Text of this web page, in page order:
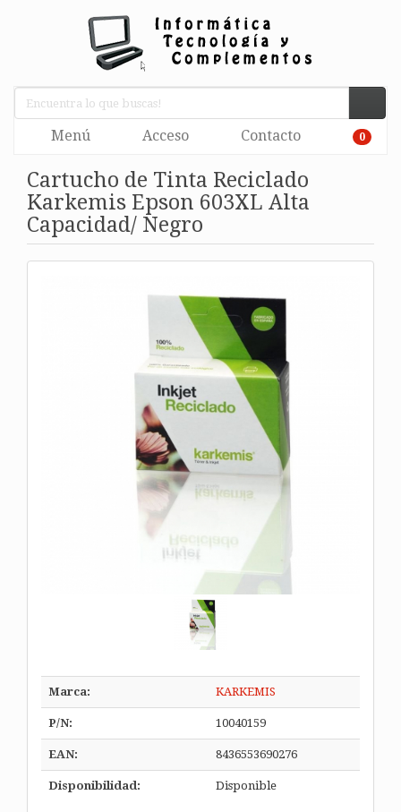
Menú Acceso Contacto 0
Cartucho de Tinta Reciclado
Karkemis Epson 603XL Alta
Capacidad/ Negro
Marca: KARKEMIS
P/N: 10040159
EAN: 8436553690276
Disponibilidad: Disponible